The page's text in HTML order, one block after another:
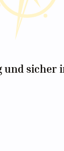
und sicher